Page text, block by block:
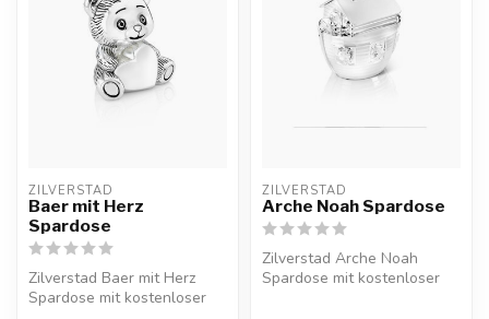
ZILVERSTAD
Baer mit Herz
Spardose
Zilverstad Baer mit Herz
Spardose mit kostenloser
ZILVERSTAD
Arche Noah Spardose
Zilverstad Arche Noah
Spardose mit kostenloser